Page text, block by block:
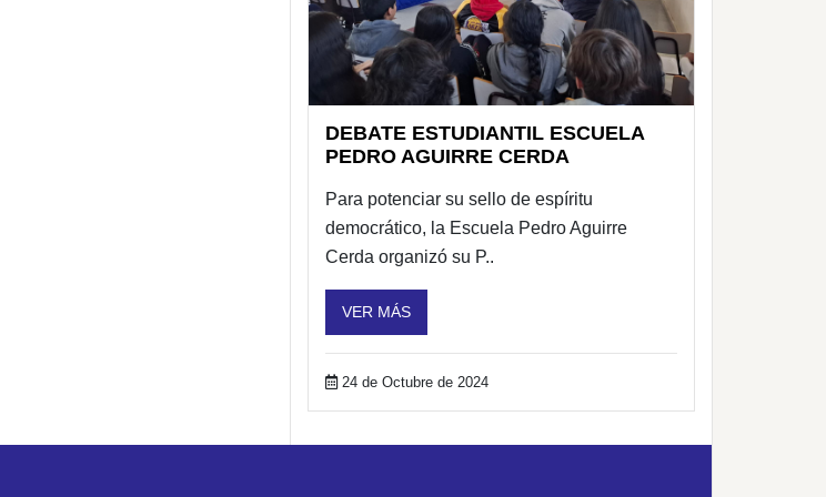
DEBATE ESTUDIANTIL ESCUELA
PEDRO AGUIRRE CERDA
Para potenciar su sello de espíritu
democrático, la Escuela Pedro Aguirre
Cerda organizó su P..
VER MÁS
24 de Octubre de 2024